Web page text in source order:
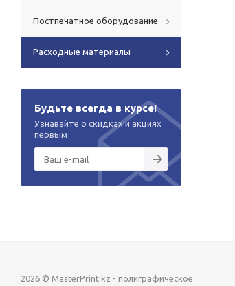
Постпечатное оборудование
Расходные материалы
Будьте всегда в курсе!
Узнавайте о скидках и акциях
первым
2026 © MasterPrint.kz - полиграфическое